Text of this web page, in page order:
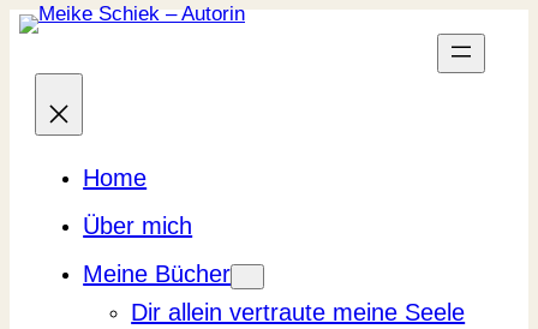
Zum
Home
Über mich
Meine Bücher
Dir allein vertraute meine Seele